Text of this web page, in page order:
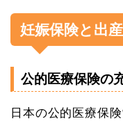
妊娠保険と出
公的医療保険の
日本の公的医療保